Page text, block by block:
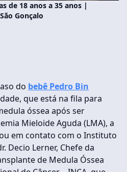
de 18 anos a 35 anos |
Gonçalo
do bebê Pedro Bin
que está na fila para
óssea após ser
Mieloide Aguda (LMA), a
em contato com o Instituto
Decio Lerner, Chefe da
de Medula Óssea